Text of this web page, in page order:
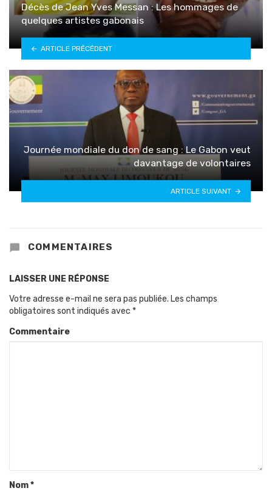
Décès de Jean Yves Messan : Les hommages de
quelques artistes gabonais
ARTICLE PRÉCÉDENT
Journée mondiale du don de sang : Le Gabon veut
davantage de volontaires
ARTICLE SUIVANT
COMMENTAIRES
LAISSER UNE RÉPONSE
Votre adresse e-mail ne sera pas publiée. Les champs
obligatoires sont indiqués avec *
Commentaire
Nom*